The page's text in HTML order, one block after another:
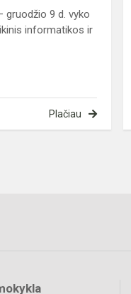
gruodžio 9 d. vyko
informatikos ir
Plačiau